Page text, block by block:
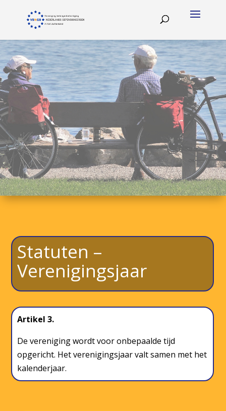
Statuten –
Verenigingsjaar
Artikel 3.
De vereniging wordt voor onbepaalde tijd
opgericht. Het verenigingsjaar valt samen met het
kalenderjaar.